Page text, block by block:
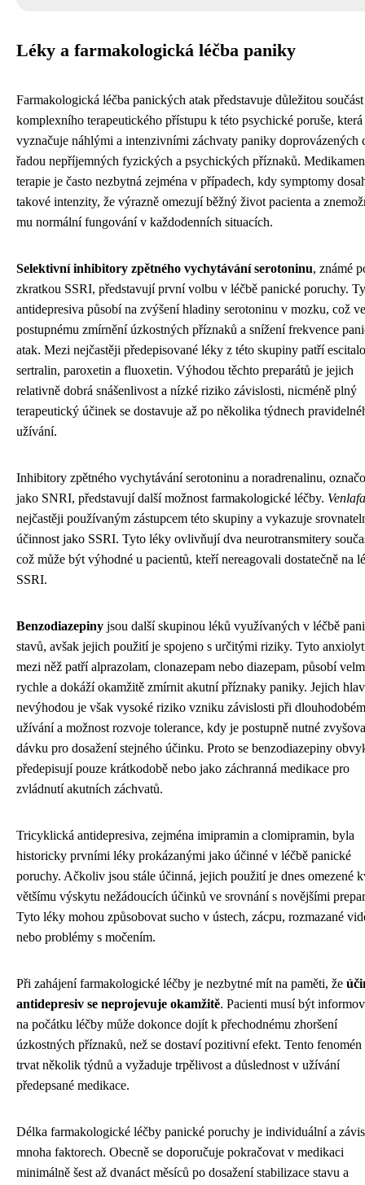
Léky a farmakologická léčba paniky
Farmakologická léčba panických atak představuje důležitou součást
komplexního terapeutického přístupu k této psychické poruše, která
vyznačuje náhlými a intenzivními záchvaty paniky doprovázených
řadou nepříjemných fyzických a psychických příznaků.
terapie je často nezbytná zejména v případech, kdy symptomy
takové intenzity, že výrazně omezují běžný život pacienta a
mu normální fungování v každodenních situacích.
Selektivní inhibitory zpětného vychytávání serotoninu, známé
zkratkou SSRI, představují první volbu v léčbě panické poruchy.
antidepresiva působí na zvýšení hladiny serotoninu v mozku, což
postupnému zmírnění úzkostných příznaků a snížení frekvence
atak. Mezi nejčastěji předepisované léky z této skupiny patří
sertralin, paroxetin a fluoxetin. Výhodou těchto preparátů je jejich
relativně dobrá snášenlivost a nízké riziko závislosti, nicméně plný
terapeutický účinek se dostavuje až po několika týdnech
užívání.
Inhibitory zpětného vychytávání serotoninu a noradrenalinu,
jako SNRI, představují další možnost farmakologické léčby.
nejčastěji používaným zástupcem této skupiny a vykazuje
účinnost jako SSRI. Tyto léky ovlivňují dva neurotransmitery
což může být výhodné u pacientů, kteří nereagovali dostatečně na
SSRI.
Benzodiazepiny jsou další skupinou léků využívaných v léčbě
stavů, avšak jejich použití je spojeno s určitými riziky. Tyto
mezi něž patří alprazolam, clonazepam nebo diazepam, působí
rychle a dokáží okamžitě zmírnit akutní příznaky paniky. Jejich
nevýhodou je však vysoké riziko vzniku závislosti při dlouhodobém
užívání a možnost rozvoje tolerance, kdy je postupně nutné
dávku pro dosažení stejného účinku. Proto se benzodiazepiny
předepisují pouze krátkodobě nebo jako záchranná medikace pro
zvládnutí akutních záchvatů.
Tricyklická antidepresiva, zejména imipramin a clomipramin, byla
historicky prvními léky prokázanými jako účinné v léčbě panické
poruchy. Ačkoliv jsou stále účinná, jejich použití je dnes omezené
většímu výskytu nežádoucích účinků ve srovnání s novějšími
Tyto léky mohou způsobovat sucho v ústech, zácpu, rozmazané
nebo problémy s močením.
Při zahájení farmakologické léčby je nezbytné mít na paměti, že
antidepresiv se neprojevuje okamžitě. Pacienti musí být
na počátku léčby může dokonce dojít k přechodnému zhoršení
úzkostných příznaků, než se dostaví pozitivní efekt. Tento fenomén
trvat několik týdnů a vyžaduje trpělivost a důslednost v užívání
předepsané medikace.
Délka farmakologické léčby panické poruchy je individuální a
mnoha faktorech. Obecně se doporučuje pokračovat v medikaci
minimálně šest až dvanáct měsíců po dosažení stabilizace stavu a